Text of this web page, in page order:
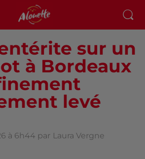
sur un
à Bordeaux
levé
à 6h44 par Laura Vergne